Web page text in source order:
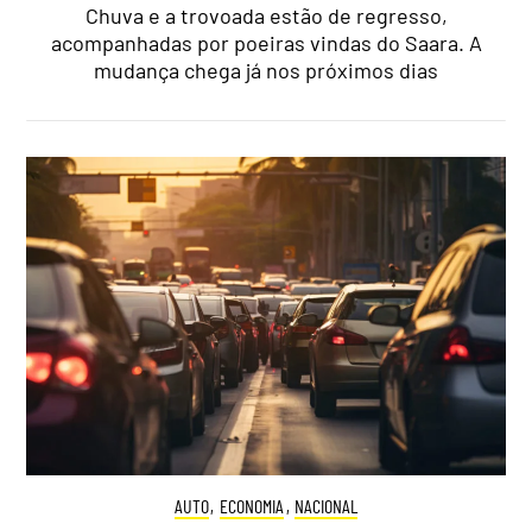
Chuva e a trovoada estão de regresso,
acompanhadas por poeiras vindas do Saara. A
mudança chega já nos próximos dias
AUTO, ECONOMIA , NACIONAL